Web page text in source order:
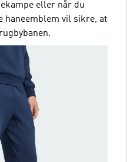
eller når du
haneemblem vil sikre, at